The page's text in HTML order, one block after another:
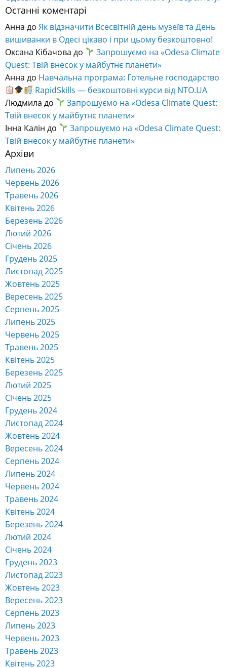
Останні коментарі
Анна до Як відзначити Всесвітній день музеїв та День
вишиванки в Одесі цікаво і при цьому безкоштовно!
Оксана Кібачова до
Запрошуємо на «Odesa Climate
Quest: Твій внесок у майбутнє планети»
Анна до Навчальна програма: Готельне господарство
RapidSkills — безкоштовні курси від NTO.UA
Людмила до
Запрошуємо на «Odesa Climate Quest:
Твій внесок у майбутнє планети»
Інна Калін до
Запрошуємо на «Odesa Climate Quest:
Твій внесок у майбутнє планети»
Архіви
Липень 2026
Червень 2026
Травень 2026
Квітень 2026
Березень 2026
Лютий 2026
Січень 2026
Грудень 2025
Листопад 2025
Жовтень 2025
Вересень 2025
Серпень 2025
Липень 2025
Червень 2025
Травень 2025
Квітень 2025
Березень 2025
Лютий 2025
Січень 2025
Грудень 2024
Листопад 2024
Жовтень 2024
Вересень 2024
Серпень 2024
Липень 2024
Червень 2024
Травень 2024
Квітень 2024
Березень 2024
Лютий 2024
Січень 2024
Грудень 2023
Листопад 2023
Жовтень 2023
Вересень 2023
Серпень 2023
Липень 2023
Червень 2023
Травень 2023
Квітень 2023